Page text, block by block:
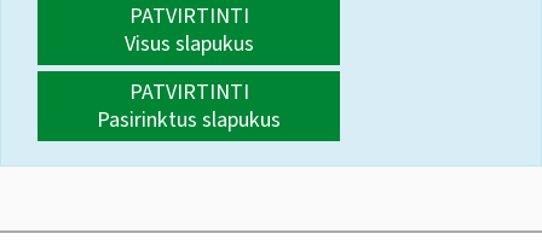
PATVIRTINTI
Visus slapukus
PATVIRTINTI
Pasirinktus slapukus